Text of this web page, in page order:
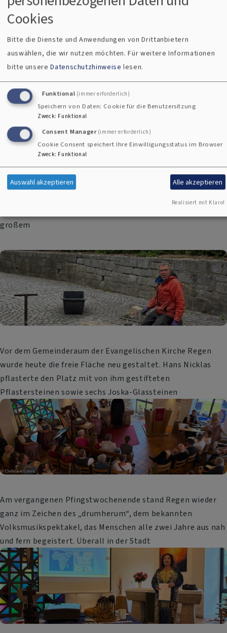
Vor nunmehr zehn Jahren gab es die erste Ökumenische
Gemeindefahrt unserer Kirchengemeinde Regen-
Bodenmais, und wenn es auch, Corona bedingt, erst die
neunte Reise dieser Art war, hat sie sich
In der vergangenen Woche wurde unsere
Auferstehungskirche innerhalb nur eines Tages neu
großem
Vor dem Gemeinderaum der Evangelischen Kirche Regen
wurde heute die freie Fläche neu gestaltet. Hans Nicklas
pflasterte den Platz mit von ihm gestifteten
Pflastersteinen sowie sechs Joska-Glassteinen
Am vergangenen Pfingstwochenende stand Regen wieder
ganz im Zeichen des „drumherum“, dem bekannten
Volksmusikspektakel, das Menschen alle zwei Jahre aus nah
und fern begeistert. Überall in der Stadt
Cookies
Bitte die Dienste und Anwendungen von Drittanbietern
auswählen, die wir nutzen möchten.Für weitere Informationen
bitte unsereDatenschutzhinweise lesen.
Funktional (immer erforderlich)
Speichern von Daten: Cookie für die Benutzersitzung
Zweck: Funktional
Consent Manager (immer erforderlich)
Cookie Consent speichert Ihre Einwilligungsstatus im Browser
Zweck: Funktional
Auswahl akzeptieren Alle akzeptieren
Realisiert mit Klaro!